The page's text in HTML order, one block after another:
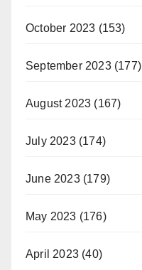
October 2023 (153)
September 2023(177)
August 2023 (167)
July 2023(174)
June 2023(179)
May 2023 (176)
April 2023 (40)